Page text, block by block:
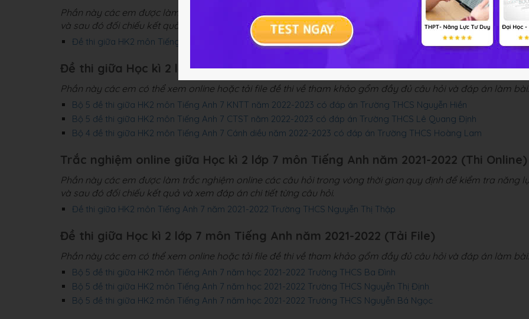
Phần này các em được làm trắc nghiệm online các câu hỏi trong vòng thời gian quy định để kiểm tra năng
và sau đó đối chiếu kết quả và xem đáp án chi tiết từng câu hỏi.
Đề thi giữa HK2 môn Tiếng Anh 7 KNTT năm 2022-2023 Trường THCS Lê Lai
Đề thi giữa Học kì 2 lớp 7 môn Tiếng Anh năm 2022-2023 (Tải File)
Phần này các em có thể xem online hoặc tải file đề thi về tham khảo gổm đầy đủ câu hỏi và đáp án làm bài.
Bộ 5 đề thi giữa HK2 môn Tiếng Anh 7 KNTT năm 2022-2023 có đáp án Trường THCS Nguyễn Hiền
Bộ 5 đề thi giữa HK2 môn Tiếng Anh 7 CTST năm 2022-2023 có đáp án Trường THCS Lê Quang Định
Bộ 4 đề thi giữa HK2 môn Tiếng Anh 7 Cánh diều năm 2022-2023 có đáp án Trường THCS Hoàng Lam
Trắc nghiệm online giữa Học kì 2 lớp 7 môn Tiếng Anh năm 2021-2022 (Thi Online)
Phần này các em được làm trắc nghiệm online các câu hỏi trong vòng thời gian quy định để kiểm tra năng
và sau đó đối chiếu kết quả và xem đáp án chi tiết từng câu hỏi.
Đề thi giữa HK2 môn Tiếng Anh 7 năm 2021-2022 Trường THCS Nguyễn Thị Thập
Đề thi giữa Học kì 2 lớp 7 môn Tiếng Anh năm 2021-2022 (Tải File)
Phần này các em có thể xem online hoặc tải file đề thi về tham khảo gổm đầy đủ câu hỏi và đáp án làm bài.
Bộ 5 đề thi giữa HK2 môn Tiếng Anh 7 năm học 2021-2022 Trường THCS Ba Đình
Bộ 5 đề thi giữa HK2 môn Tiếng Anh 7 năm học 2021-2022 Trường THCS Nguyễn Thị Định
Bộ 5 đề thi giữa HK2 môn Tiếng Anh 7 năm học 2021-2022 Trường THCS Nguyễn Bá Ngọc